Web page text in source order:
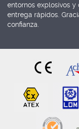
entornos explosivos y
entrega rápidos.
confianza.